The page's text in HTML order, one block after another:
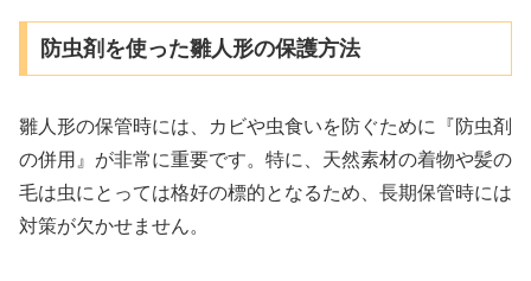
防虫剤を使った雛人形の保護方法
雛人形の保管時には、カビや虫食いを防ぐために『防虫剤
の併用』が非常に重要です。特に、天然素材の着物や髪の
毛は虫にとっては格好の標的となるため、長期保管時には
対策が欠かせません。